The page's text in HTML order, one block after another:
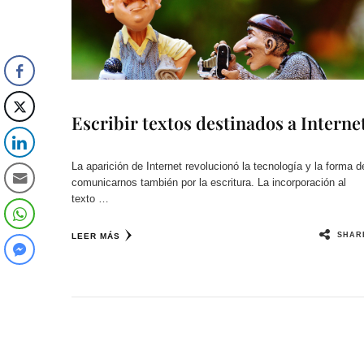
Escribir textos destinados a
La aparición de Internet revolucionó la tecnología y la forma
comunicarnos también por la escritura. La incorporación al
texto …
LEER MÁS